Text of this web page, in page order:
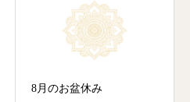
8月のお盆休み